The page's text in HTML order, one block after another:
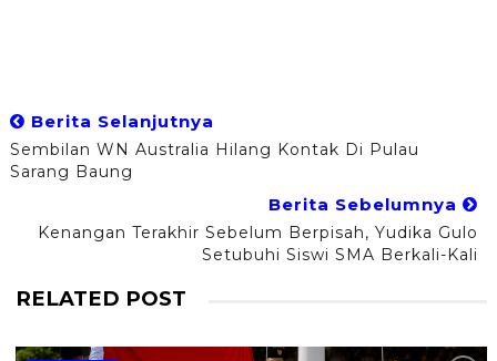
Berita Selanjutnya
Sembilan WN Australia Hilang Kontak Di Pulau
Sarang Baung
Berita Sebelumnya
Kenangan Terakhir Sebelum Berpisah, Yudika Gulo
Setubuhi Siswi SMA Berkali-Kali
RELATED POST